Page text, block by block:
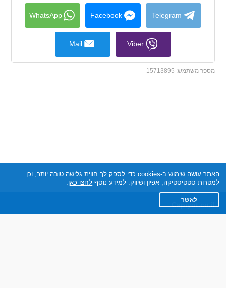
collapse
contents
Telegram
Facebook
WhatsApp
Viber
Mail
מספר משתמש: 15713895
Capiyot.co.il
האתר עושה שימוש ב-cookies כדי לספק לך חווית גלישה טובה יותר, וכן
למטרות סטטיסטיקה, אפיון ושיווק. למידע נוסף לחצו כאן.
לאשר